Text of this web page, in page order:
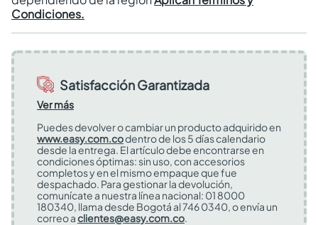
Condiciones.
Satisfacción Garantizada
Ver más
Puedes devolver o cambiar un producto adquirido en
www.easy.com.codentro de los 5 días calendario
desde la entrega. El artículo debe encontrarse en
condiciones óptimas: sin uso, con accesorios
completos y en el mismo empaque que fue
despachado. Para gestionar la devolución,
comunícate a nuestra línea nacional: 01 8000
180340, llama desde Bogotá al 746 0340, o envía un
correo aclientes@easy.com.co.